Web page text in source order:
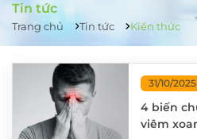
CHUYÊN KHOA
ĐỘI NGŨ CHUYÊN GIA
TIN TỨC
Tin tức
Trang chủ Tin tức Kiến thức
31/10/2025
4 biến
viêm